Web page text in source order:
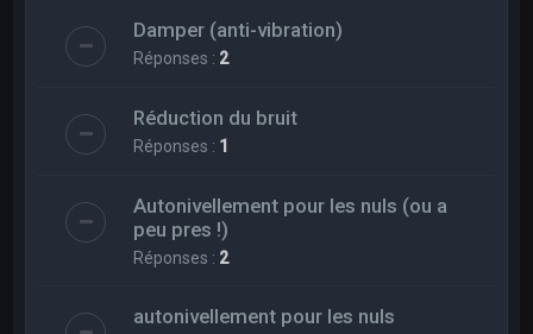
Damper (anti-vibration)
Réponses : 2
Réduction du bruit
Réponses : 1
Autonivellement pour les nuls (ou a
peu pres !)
Réponses : 2
autonivellement pour les nuls